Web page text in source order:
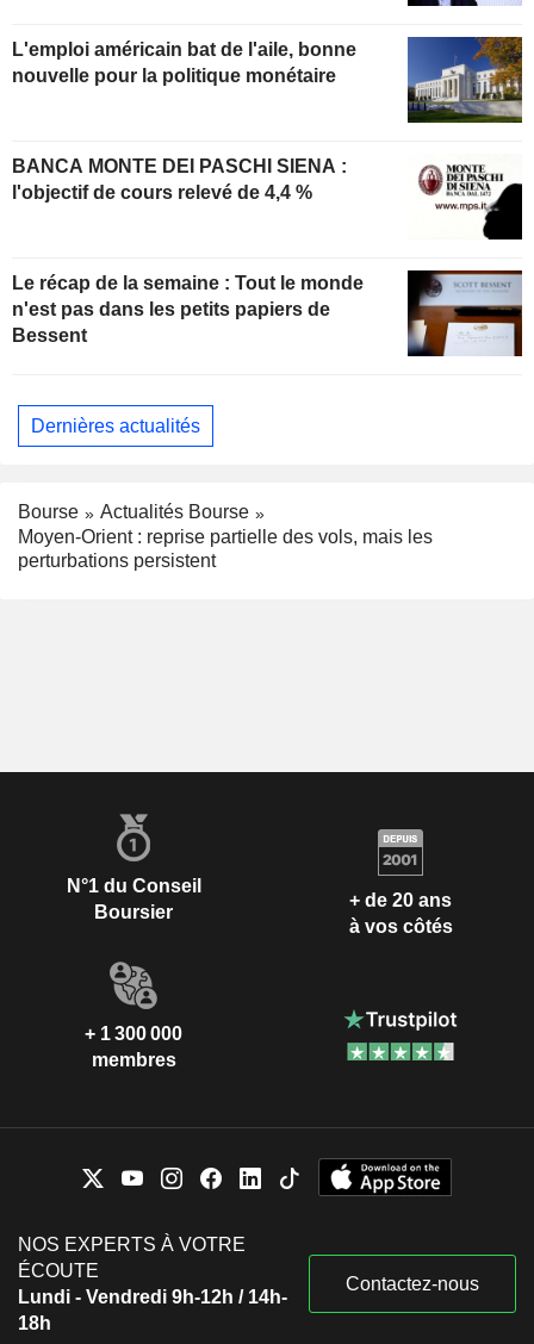
L'emploi américain bat de l'aile, bonne
nouvelle pour la politique monétaire
BANCA MONTE DEI PASCHI SIENA :
l'objectif de cours relevé de 4,4 %
Le récap de la semaine : Tout le monde
n'est pas dans les petits papiers de
Bessent
Dernières actualités
Bourse
Actualités Bourse
Moyen-Orient : reprise partielle des vols, mais les
perturbations persistent
N°1 du Conseil
Boursier
+ de 20 ans
à vos côtés
+ 1 300 000
membres
NOS EXPERTS À VOTRE
ÉCOUTE
Lundi - Vendredi 9h-12h / 14h-
18h
Contactez-nous